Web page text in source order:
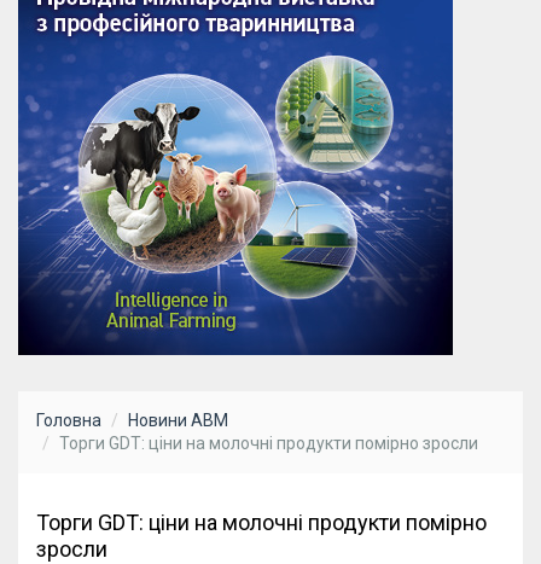
Головна
Новини АВМ
Торги GDT: ціни на молочні продукти помірно зросли
Торги GDT: ціни на молочні продукти помірно
зросли